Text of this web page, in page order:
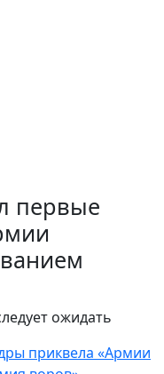
первые
ожидать
приквела «Армии